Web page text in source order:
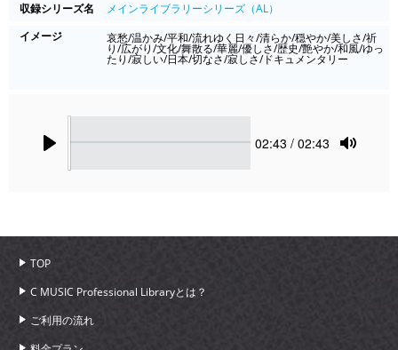
収録シリーズ名
メインライブラリーシリーズ（AL）
イメージ
哀愁/温かみ/平和/流れゆく日々/清らか/穏やか/美しさ/祈
り/広がり/文化/舞散る/華麗/優しさ/歴史/艶やか/和風/ゆっ
たり/寂しい/日本/切なさ/寂しさ/ドキュメンタリー
Current
02:43 / 02:43
TOP
C MUSIC Professional Libraryとは？
ご利用の流れ